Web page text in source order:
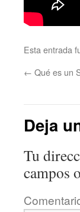
Esta entrada
← Qué es un
Deja
Tu
campos